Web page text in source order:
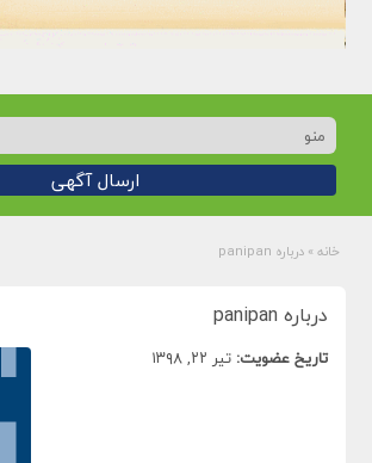
ارسال آگهی
خانه » درباره panipan
درباره panipan
تاریخ عضویت: تیر ۲۲, ۱۳۹۸